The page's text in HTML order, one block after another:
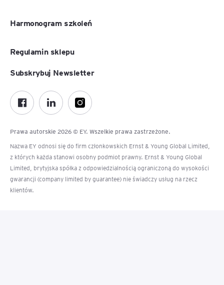
Harmonogram szkoleń
Regulamin sklepu
Prawa autorskie 2026 © EY. Wszelkie prawa zastrzeżone.
Nazwa EY odnosi się do firm członkowskich Ernst & Young Global Limited,
z których każda stanowi osobny podmiot prawny. Ernst & Young Global
Limited, brytyjska spółka z odpowiedzialnością ograniczoną do wysokości
gwarancji (company limited by guarantee) nie świadczy usług na rzecz
klientów.
Subskrybuj Newsletter